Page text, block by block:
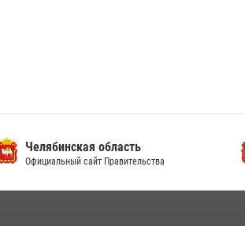
Челябинская область
Официальный сайт Правительства